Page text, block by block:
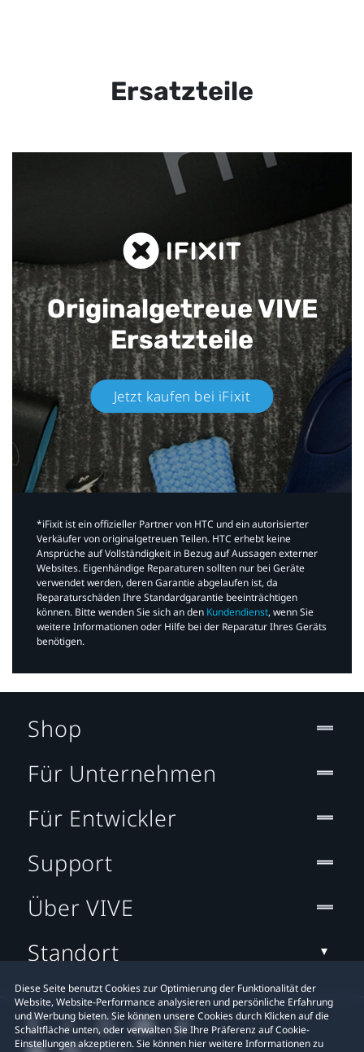
Ersatzteile
Originalgetreue VIVE
Ersatzteile
Jetzt kaufen bei iFixit​
*iFixit ist ein offizieller Partner von HTC und ein autorisierter
Verkäufer von originalgetreuen Teilen. HTC erhebt keine
Ansprüche auf Vollständigkeit in Bezug auf Aussagen externer
Websites. Eigenhändige Reparaturen sollten nur bei Geräte
verwendet werden, deren Garantie abgelaufen ist, da
Reparaturschäden Ihre Standardgarantie beeinträchtigen
können. Bitte wenden Sie sich an den Kundendienst, wenn Sie
weitere Informationen oder Hilfe bei der Reparatur Ihres Geräts
benötigen.​
Diese Seite benutzt Cookies zur Optimierung der Funktionalität der
Website, Website-Performance analysieren und persönliche Erfahrung
und Werbung bieten. Sie können unsere Cookies durch Klicken auf die
Schaltfläche unten, oder verwalten Sie Ihre Präferenz auf Cookie-
Einstellungen akzeptieren. Sie können hier weitere Informationen zu
Shop
Für Unternehmen
Für Entwickler
Support
Über VIVE
Standort